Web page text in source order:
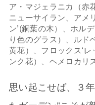
ア・マジェラニカ（赤
ニューサイラン、アメ
ン’(銅葉の木）、ホル
り色のグラス）、ルド
黄花）、フロックス‘
ンク花）、ヘメロカリ
思い起こせば、３